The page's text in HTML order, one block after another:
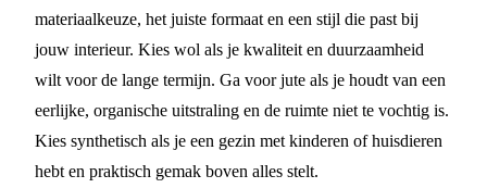
materiaalkeuze, het juiste formaat en een stijl die past bij
jouw interieur. Kies wol als je kwaliteit en duurzaamheid
wilt voor de lange termijn. Ga voor jute als je houdt van een
eerlijke, organische uitstraling en de ruimte niet te vochtig is.
Kies synthetisch als je een gezin met kinderen of huisdieren
hebt en praktisch gemak boven alles stelt.